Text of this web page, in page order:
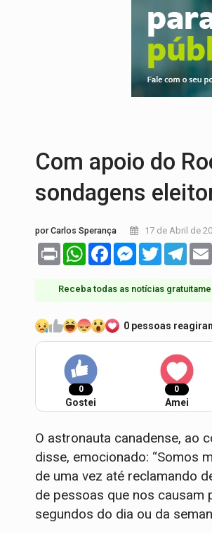
REGULARIZAÇÃO:
ROLIM DE MOURA:
VIOLÊNCIA
Com apoio do
sondagens
por Carlos Sperança 17 de Abril de
Print WhatsAppFacebookMessenger
Twitter
Receba todas as notícias
0 pessoas
0
Gostei
0
Amei
O astronauta canadense, ao
disse, emocionado: “Somos
de uma vez até reclamando
de pessoas que nos causam
segundos do dia ou da